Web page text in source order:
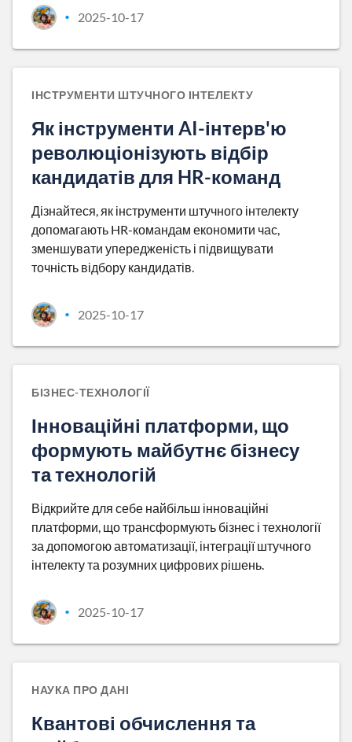
• 2025-10-17
ІНСТРУМЕНТИ ШТУЧНОГО ІНТЕЛЕКТУ
Як інструменти AI-інтерв'ю
революціонізують відбір
кандидатів для HR-команд
Дізнайтеся, як інструменти штучного інтелекту
допомагають HR-командам економити час,
зменшувати упередженість і підвищувати
точність відбору кандидатів.
• 2025-10-17
БІЗНЕС-ТЕХНОЛОГІЇ
Інноваційні платформи, що
формують майбутнє бізнесу
та технологій
Відкрийте для себе найбільш інноваційні
платформи, що трансформують бізнес і технології
за допомогою автоматизації, інтеграції штучного
інтелекту та розумних цифрових рішень.
• 2025-10-17
НАУКА ПРО ДАНІ
Квантові обчислення та